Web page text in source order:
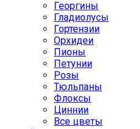
Георгины
Гладиолусы
Гортензии
Орхидеи
Пионы
Петунии
Розы
Тюльпаны
Флоксы
Циннии
Все цветы